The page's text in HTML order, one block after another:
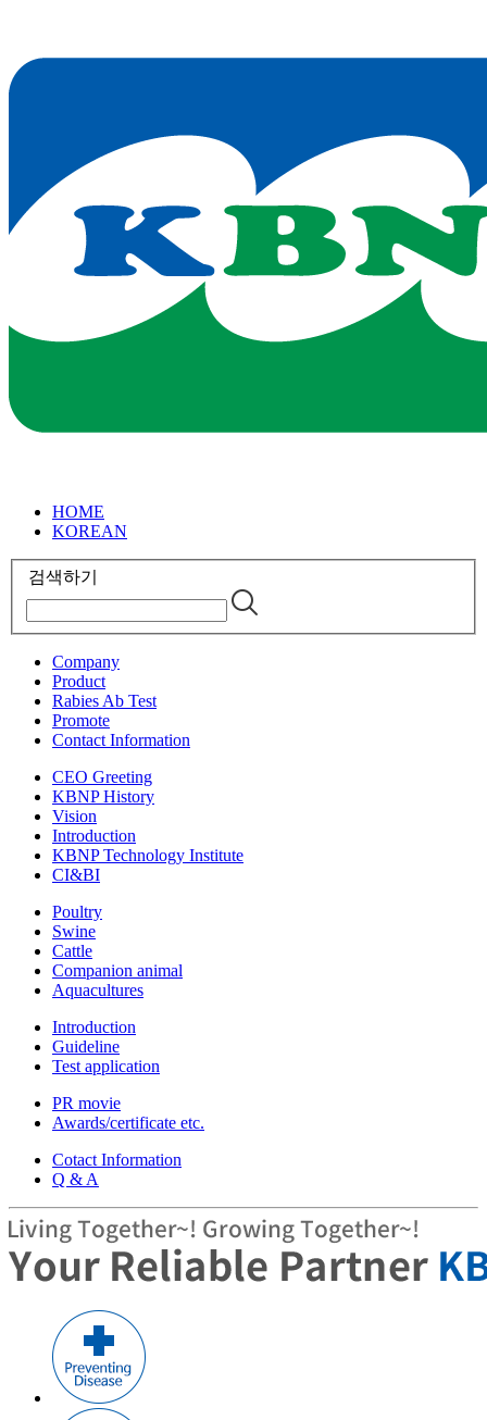
HOME
KOREAN
검색하기
Company
Product
Rabies Ab Test
Promote
Contact Information
CEO Greeting
KBNP History
Vision
Introduction
KBNP Technology Institute
CI&BI
Poultry
Swine
Cattle
Companion animal
Aquacultures
Introduction
Guideline
Test application
PR movie
Awards/certificate etc.
Cotact Information
Q & A